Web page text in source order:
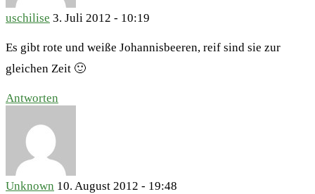
uschilise 3. Juli 2012 - 10:19
Es gibt rote und weiße Johannisbeeren, reif sind sie zur
gleichen Zeit 🙂
Antworten
Unknown 10. August 2012 - 19:48